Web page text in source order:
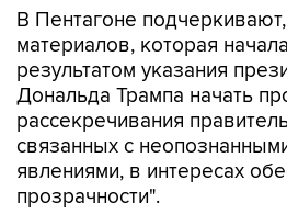
результатом указания
Дональда Трампа начать
рассекречивания
связанных с
явлениями, в интересах
прозрачности".
Пентагон США